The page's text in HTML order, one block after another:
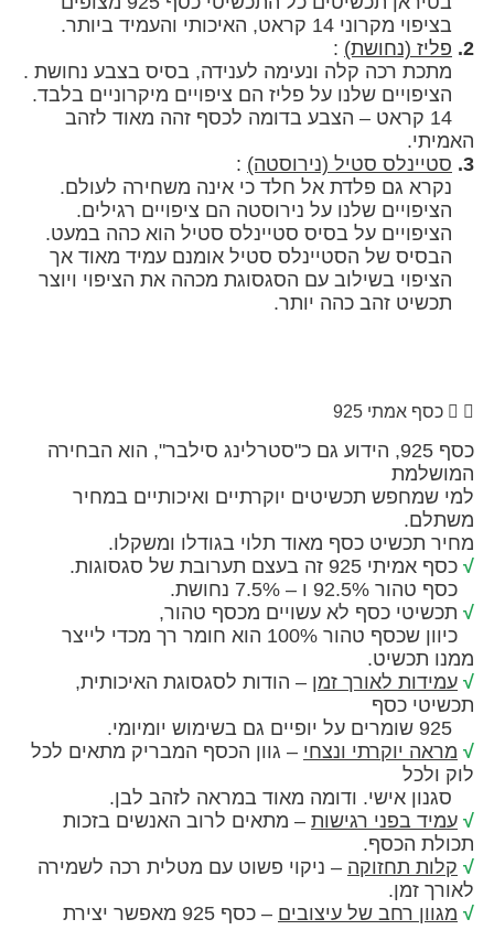
קראט, האיכותי והעמיד ביותר.
(נחושת) :
רכה קלה ונעימה לענידה, בסיס בצבע נחושת .
שלנו על פליז הם ציפויים מיקרוניים בלבד.
קראט – הצבע בדומה לכסף זהה מאוד לזהב
סטיל (נירוסטה):
גם פלדת אל חלד כי אינה משחירה לעולם.
שלנו על נירוסטה הם ציפויים רגילים.
על בסיס סטיינלס סטיל הוא כהה במעט.
של הסטיינלס סטיל אומנם עמיד מאוד אך
בשילוב עם הסגסוגת מכהה את הציפוי ויוצר
זהב כהה יותר.
אמתי 925
כסף 925, הידוע גם כ"סטרלינג סילבר", הוא הבחירה
תכשיטים יוקרתיים ואיכותיים במחיר
כסף מאוד תלוי בגודלו ומשקלו.
בעצם תערובת של סגסוגות.
ו – 7.5% נחושת.
כסף לא עשויים מכסף טהור,
כיוון שכסף טהור 100% הוא חומר רך מכדי לייצר
לאורך זמן– הודות לסגסוגת האיכותית,
כסף
יוקרתי ונצחי– גוון הכסף המבריק מתאים לכל
אישי. ודומה מאוד במראה לזהב לבן.
בפני רגישות– מתאים לרוב האנשים בזכות
הכסף.
תחזוקה – ניקוי פשוט עם מטלית רכה לשמירה
זמן.
רחב של עיצובים
– כסף 925 מאפשר יצירת